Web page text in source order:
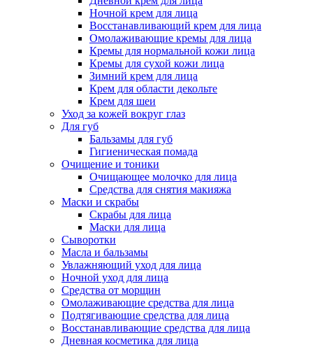
Ночной крем для лица
Восстанавливающий крем для лица
Омолаживающие кремы для лица
Кремы для нормальной кожи лица
Кремы для сухой кожи лица
Зимний крем для лица
Крем для области декольте
Крем для шеи
Уход за кожей вокруг глаз
Для губ
Бальзамы для губ
Гигиеническая помада
Очищение и тоники
Очищающее молочко для лица
Средства для снятия макияжа
Маски и скрабы
Скрабы для лица
Маски для лица
Сыворотки
Масла и бальзамы
Увлажняющий уход для лица
Ночной уход для лица
Средства от морщин
Омолаживающие средства для лица
Подтягивающие средства для лица
Восстанавливающие средства для лица
Дневная косметика для лица